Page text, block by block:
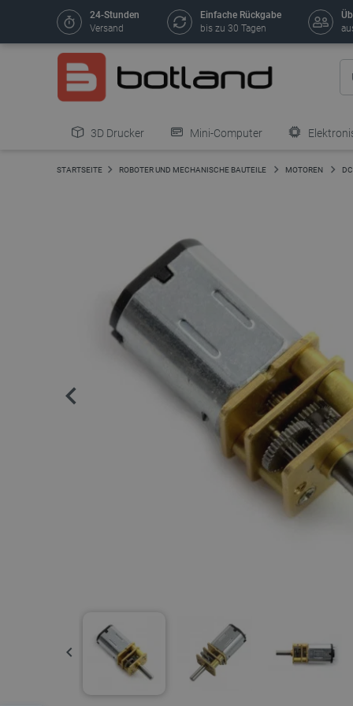
24-Stunden
Versand
Einfache Rückgabe
bis zu 30 Tagen
3D Drucker Mini-Computer
STARTSEITE ROBOTER UND MECHANISCHE BAUTEILE MOTOREN